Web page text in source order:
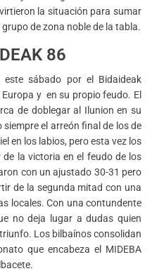
la situación para sumar
de zona noble de la tabla.
86
sábado por el Bidaideak
y en su propio feudo. El
de doblegar al Ilunion en su
el arreón final de los de
en los labios, pero esta vez los
la victoria en el feudo de los
con un ajustado 30-31 pero
de la segunda mitad con una
locales. Con una contundente
no deja lugar a dudas quien
Los bilbaínos consolidan
que encabeza el MIDEBA